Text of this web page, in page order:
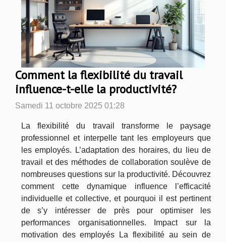
Comment la flexibilité du travail
influence-t-elle la productivité?
Samedi 11 octobre 2025 01:28
La flexibilité du travail transforme le paysage
professionnel et interpelle tant les employeurs que
les employés. L’adaptation des horaires, du lieu de
travail et des méthodes de collaboration soulève de
nombreuses questions sur la productivité. Découvrez
comment cette dynamique influence l’efficacité
individuelle et collective, et pourquoi il est pertinent
de s’y intéresser de près pour optimiser les
performances organisationnelles. Impact sur la
motivation des employés La flexibilité au sein de